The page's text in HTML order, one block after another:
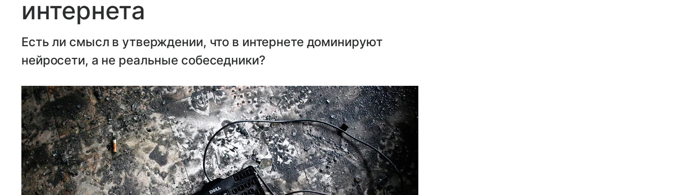
интернета
Есть ли смысл в утверждении, что в интернете доминируют
нейросети, а не реальные собеседники?